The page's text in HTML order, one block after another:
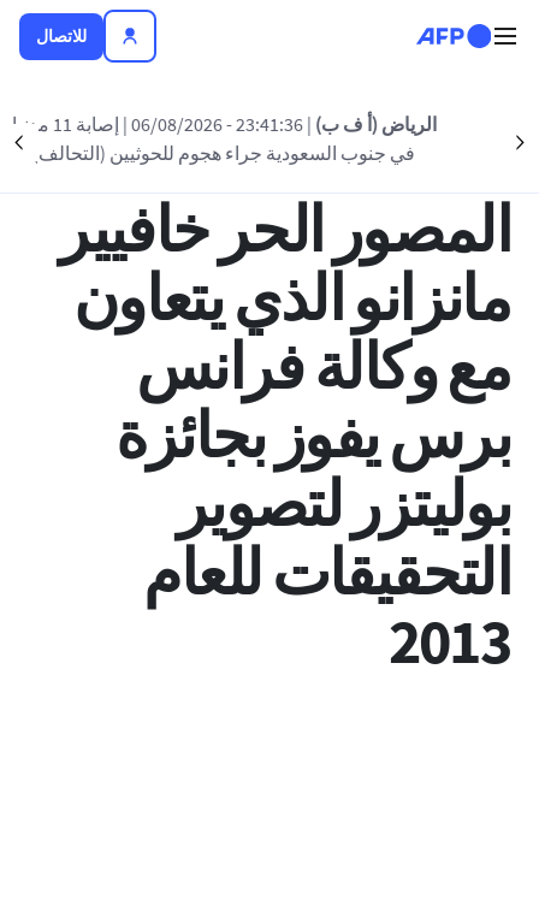
للاتصال
الرياض (أ ف ب)| 23:41:36 - 06/08/2026
| إصابة 11 مدنيا
في جنوب السعودية جراء هجوم للحوثيين (التحالف)
العودة الى القائمة
المصور الحر خافيير
مانزانو الذي يتعاون
مع وكالة فرانس
برس يفوز بجائزة
بوليتزر لتصوير
التحقيقات للعام
2013